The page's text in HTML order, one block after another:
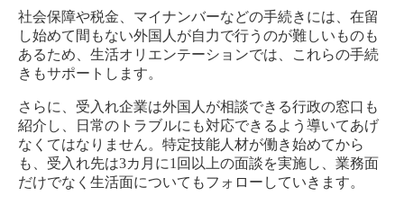
社会保障や税金、マイナンバーなどの手続きには、在留
し始めて間もない外国人が自力で行うのが難しいものも
あるため、生活オリエンテーションでは、これらの手続
きもサポートします。
さらに、受入れ企業は外国人が相談できる行政の窓口も
紹介し、日常のトラブルにも対応できるよう導いてあげ
なくてはなりません。特定技能人材が働き始めてから
も、受入れ先は3カ月に1回以上の面談を実施し、業務面
だけでなく生活面についてもフォローしていきます。